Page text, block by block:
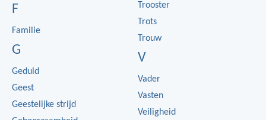
F
Familie
G
Geduld
Geest
Geestelijke strijd
Trooster
Trots
Trouw
V
Vader
Vasten
Veiligheid